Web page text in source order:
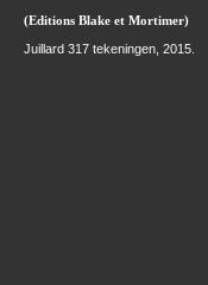
(Editions Blake et Mortimer)
Juillard 317 tekeningen, 2015.